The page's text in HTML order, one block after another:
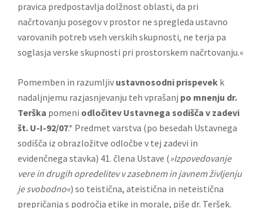
pravica predpostavlja dolžnost oblasti, da pri
načrtovanju posegov v prostor ne spregleda ustavno
varovanih potreb vseh verskih skupnosti, ne terja pa
soglasja verske skupnosti pri prostorskem načrtovanju.«
Pomemben in razumljiv ustavnosodni prispevek k
nadaljnjemu razjasnjevanju teh vprašanj po mnenju dr.
Terška pomeni odločitev Ustavnega sodišča v zadevi
št. U-I-92/07.* Predmet varstva (po besedah Ustavnega
sodišča iz obrazložitve odločbe v tej zadevi in
evidenčnega stavka) 41. člena Ustave (»Izpovedovanje
vere in drugih opredelitev v zasebnem in javnem življenju
je svobodno«) so teistična, ateistična in neteistična
prepričanja s področja etike in morale, piše dr. Teršek.